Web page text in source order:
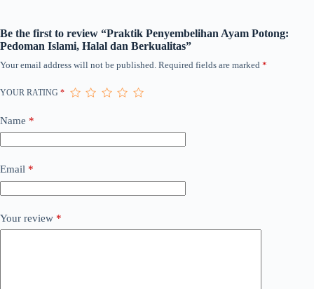
Be the first to review “Praktik Penyembelihan Ayam Potong:
Pedoman Islami, Halal dan Berkualitas”
Your email address will not be published. Required fields are marked *
YOUR RATING *
Name *
Email *
Your review *